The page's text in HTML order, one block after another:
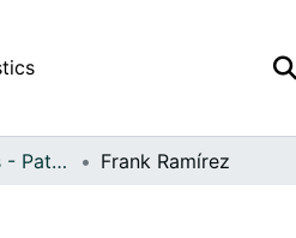
FFDO - Nacionales - Patrimonial Frank Ramírez